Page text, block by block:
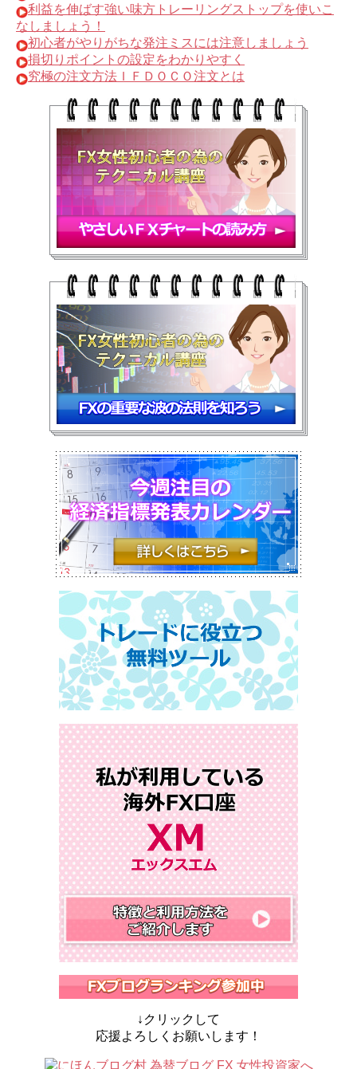
利益を伸ばす強い味方トレーリングストップを使いこ
なしましょう！
初心者がやりがちな発注ミスには注意しましょう
損切りポイントの設定をわかりやすく
究極の注文方法ＩＦＤＯＣＯ注文とは
↓クリックして
応援よろしくお願いします！